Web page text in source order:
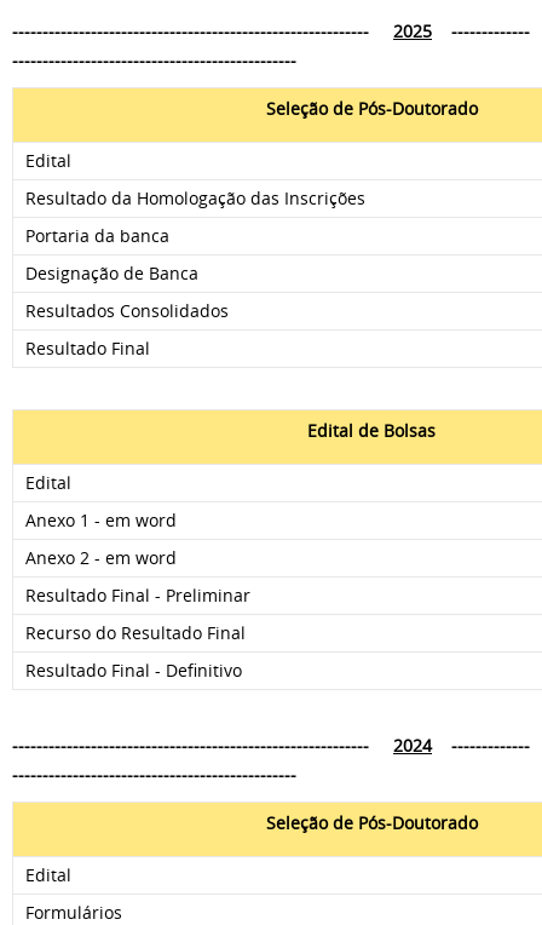
----------------------------------------------------------- 2025 -------------
-----------------------------------------------
Seleção de Pós-Doutorado
Edital
Resultado da Homologação das Inscrições
Portaria da banca
Designação de Banca
Resultados Consolidados
Resultado Final
Edital de Bolsas
Edital
Anexo 1 - em word
Anexo 2 - em word
Resultado Final - Preliminar
Recurso do Resultado Final
Resultado Final - Definitivo
----------------------------------------------------------- 2024-------------
-----------------------------------------------
Seleção de Pós-Doutorado
Edital
Formulários